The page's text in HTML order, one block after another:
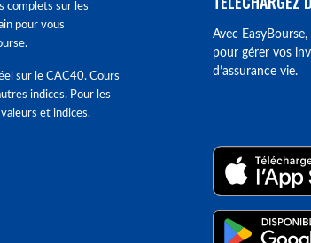
complets sur les
pour vous
sur le CAC40. Cours
indices. Pour les
et indices.
Avec
pour gérer vos
d’assurance vie.
la conformité avec les réglementations.